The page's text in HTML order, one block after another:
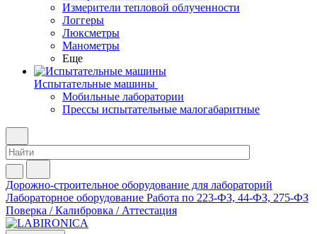
Измерители тепловой облученности
Логгеры
Люксметры
Манометры
Еще
Испытательные машины
Мобильные лаборатории
Прессы испытательные малогабаритные
Дорожно-строительное оборудование для лабораторий
Лабораторное оборудование Работа по 223-ФЗ, 44-ФЗ, 275-ФЗ
Поверка / Калибровка / Аттестация